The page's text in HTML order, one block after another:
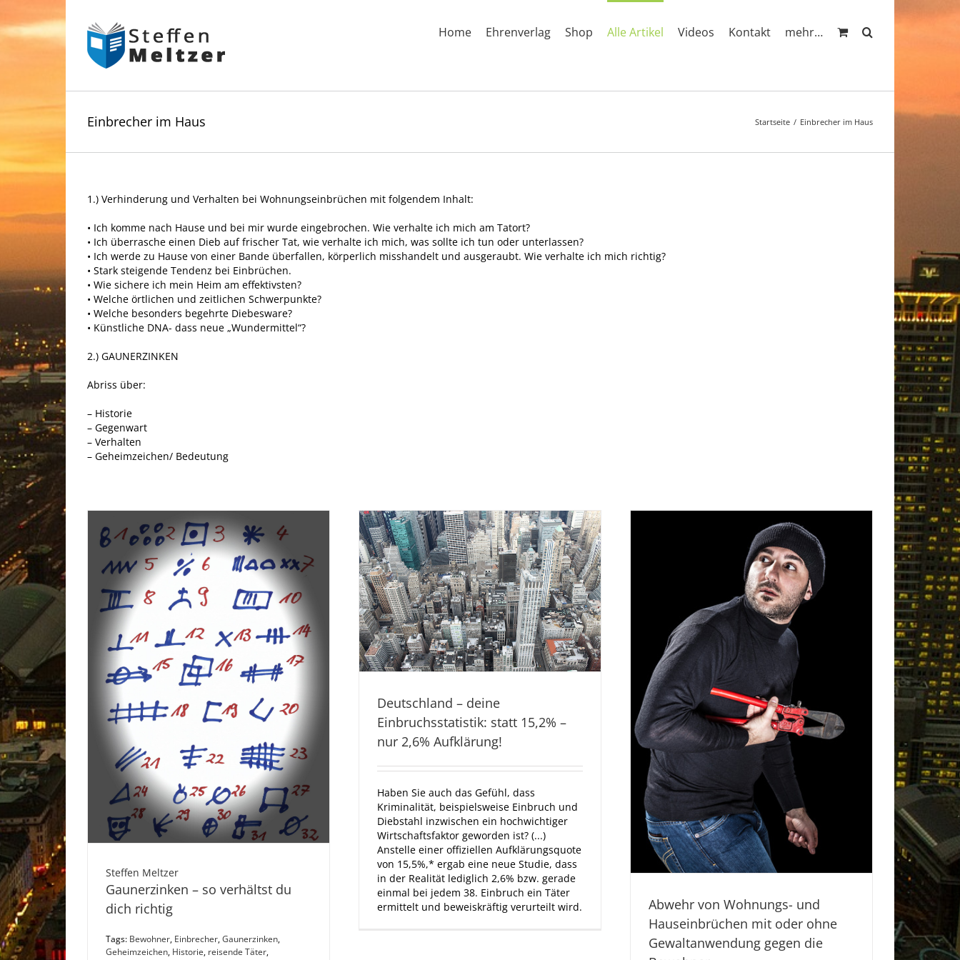
content
Home Ehrenverlag Shop Alle Artikel Videos Kontakt mehr…
Einbrecher im Haus Startseite Einbrecher im Haus
1.) Verhinderung und Verhalten bei Wohnungseinbrüchen mit folgendem Inhalt:
• Ich komme nach Hause und bei mir wurde eingebrochen. Wie verhalte ich mich am Tatort?
• Ich überrasche einen Dieb auf frischer Tat, wie verhalte ich mich, was sollte ich tun oder unterlassen?
• Ich werde zu Hause von einer Bande überfallen, körperlich misshandelt und ausgeraubt. Wie verhalte ich mich richtig?
• Stark steigende Tendenz bei Einbrüchen.
• Wie sichere ich mein Heim am effektivsten?
• Welche örtlichen und zeitlichen Schwerpunkte?
• Welche besonders begehrte Diebesware?
• Künstliche DNA- dass neue „Wundermittel“?
2.) GAUNERZINKEN
Abriss über:
– Historie
– Gegenwart
– Verhalten
– Geheimzeichen/ Bedeutung
Steffen Meltzer
Gaunerzinken – so verhältst du
dich richtig
Tags: Bewohner, Einbrecher,Gaunerzinken,
Geheimzeichen, Historie, reisende Täter,
Deutschland – deine
Einbruchsstatistik: statt 15,2% –
nur 2,6% Aufklärung!
Haben Sie auch das Gefühl, dass
Kriminalität, beispielsweise Einbruch und
Diebstahl inzwischen ein hochwichtiger
Wirtschaftsfaktor geworden ist? (...)
Anstelle einer offiziellen Aufklärungsquote
von 15,5%,* ergab eine neue Studie, dass
in der Realität lediglich 2,6% bzw. gerade
einmal bei jedem 38. Einbruch ein Täter
ermittelt und beweiskräftig verurteilt wird.
Abwehr von Wohnungs- und
Hauseinbrüchen mit oder ohne
Gewaltanwendung gegen die